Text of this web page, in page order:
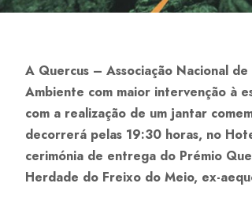
A Quercus – Associação Nacional
Ambiente com maior intervenção à
com a realização de um jantar
decorrerá pelas 19:30 horas, no
cerimónia de entrega do Prémio
Herdade do Freixo do Meio, ex-